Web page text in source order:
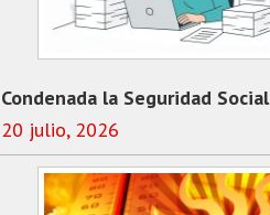
Condenada la Seguridad Social
20 julio, 2026